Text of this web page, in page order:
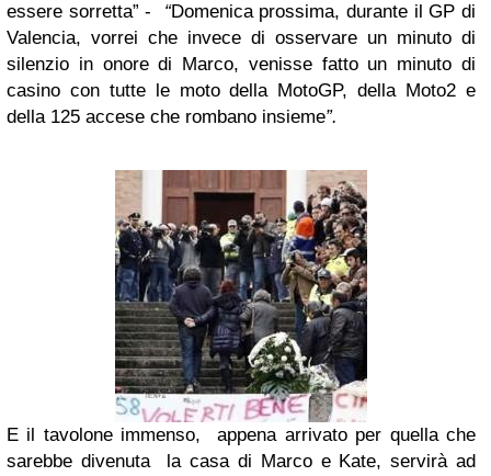
essere sorretta” - “Domenica prossima, durante il GP di
Valencia, vorrei che invece di osservare un minuto di
silenzio in onore di Marco, venisse fatto un minuto di
casino con tutte le moto della MotoGP, della Moto2 e
della 125 accese che rombano insieme”.
E il tavolone immenso, appena arrivato per quella che
sarebbe divenuta la casa di Marco e Kate, servirà ad